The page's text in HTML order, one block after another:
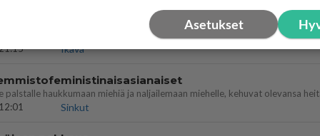
ihana. Tunsitko sen sähkön meidän välillä kun oltiin ihan låhekkäin? 👩‍❤️‍👩❤️😼😘
Ikävä
Sinkut
Asetukset